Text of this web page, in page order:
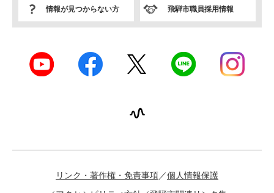
情報が見つからない方 飛騨市職員採用情報
リンク・著作権・免責事項
個人情報保護